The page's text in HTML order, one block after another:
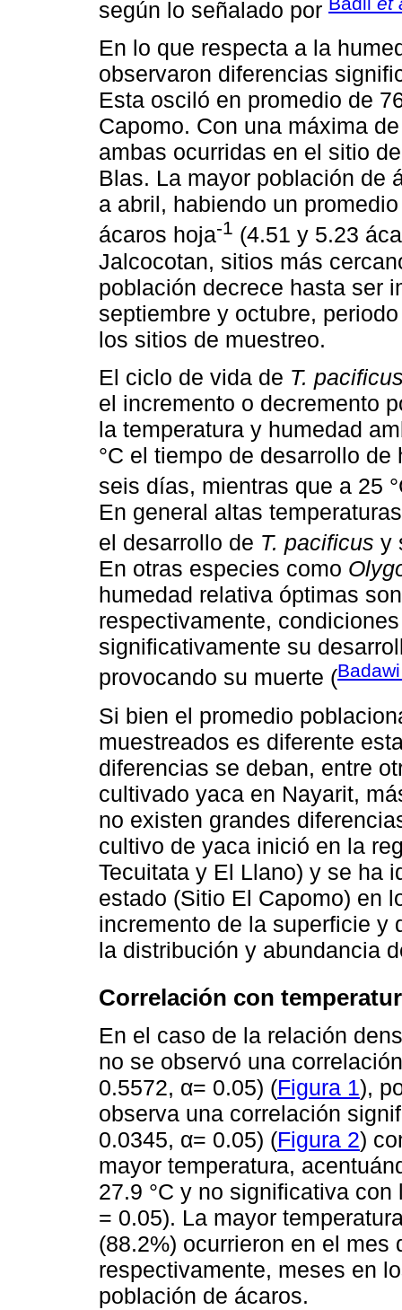
según lo señalado por
En lo que respecta a la
observaron diferencias
Esta osciló en promedio de
Capomo. Con una máxima
ambas ocurridas en el sitio
Blas. La mayor población de
a abril, habiendo un
ácaros hoja-1 (4.51 y 5.23
Jalcocotan, sitios más
población decrece hasta ser
septiembre y octubre,
los sitios de muestreo.
El ciclo de vida de T.
el incremento o decremento
la temperatura y humedad
°C el tiempo de desarrollo
seis días, mientras que a 25
En general altas
el desarrollo de T. pacificus y
En otras especies como
humedad relativa óptimas
respectivamente,
significativamente su
provocando su muerte (
Si bien el promedio
muestreados es diferente
diferencias se deban, entre
cultivado yaca en Nayarit,
no existen grandes
cultivo de yaca inició en la
Tecuitata y El Llano) y se ha
estado (Sitio El Capomo) en
incremento de la superficie y
la distribución y abundancia
Correlación con
En el caso de la relación
no se observó una
0.5572, α= 0.05) (Figura 1),
observa una correlación
0.0345, α= 0.05) (Figura 2)
mayor temperatura,
27.9 °C y no significativa con
= 0.05). La mayor
(88.2%) ocurrieron en el mes
respectivamente, meses en
población de ácaros.